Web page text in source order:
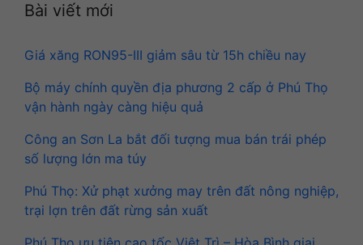
Bài viết mới
Giá xăng RON95-III giảm sâu từ 15h chiều nay
Bộ máy chính quyền địa phương 2 cấp ở Phú Thọ
vận hành ngày càng hiệu quả
Công an Sơn La bắt đối tượng mua bán trái phép
số lượng lớn ma túy
Phú Thọ: Xử phạt xưởng may trên đất nông nghiệp,
trại lợn trên đất rừng sản xuất